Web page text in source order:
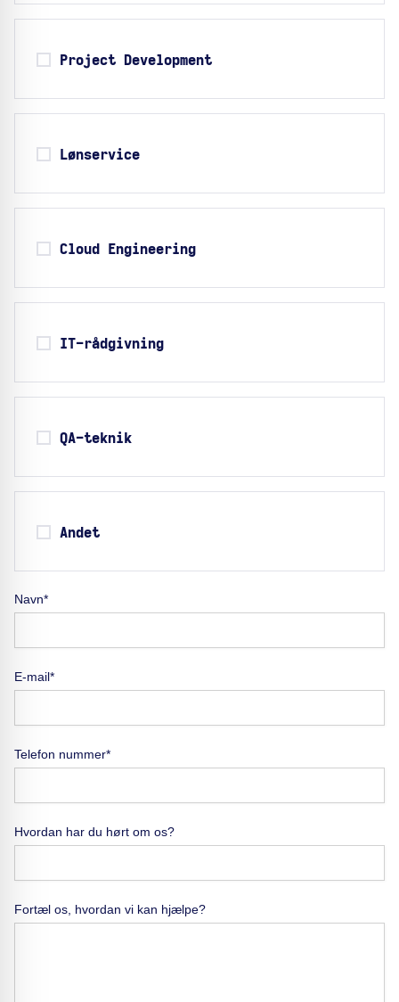
Project Development
Lønservice
Cloud Engineering
IT-rådgivning
QA-teknik
Andet
Navn*
E-mail*
Telefon nummer*
Hvordan har du hørt om os?
Fortæl os, hvordan vi kan hjælpe?